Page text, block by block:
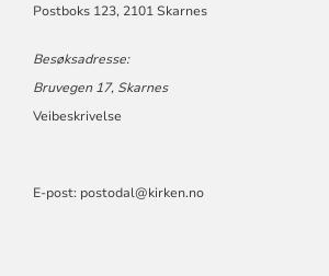
Postboks 123, 2101 Skarnes
Besøksadresse:
Bruvegen 17, Skarnes
Veibeskrivelse
E-post: postodal@kirken.no